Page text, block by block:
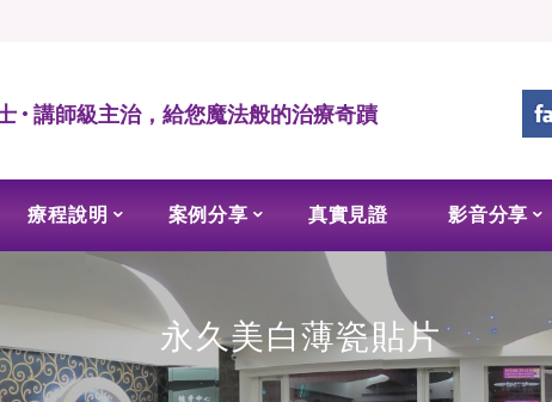
• 講師級主治，給您魔法般的治療奇蹟
療程說明 案例分享 真實見證 影音分享
永久美白薄瓷貼片